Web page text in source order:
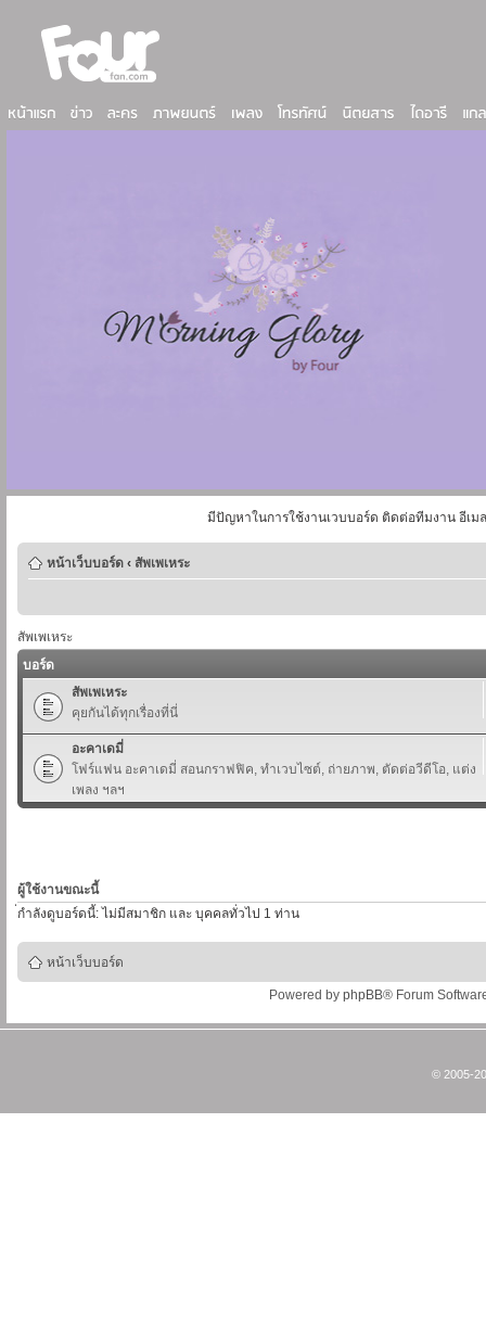
มีปัญหาในการใช้งานเวบบอร์ด ติดต่อทีมงาน อีเม
หน้าเว็บบอร์ด ‹ สัพเพเหระ
สัพเพเหระ
บอร์ด
สัพเพเหระ
คุยกันได้ทุกเรื่องที่นี่
อะคาเดมี่
โฟร์แฟน อะคาเดมี่ สอนกราฟฟิค, ทำเวบไซต์, ถ่ายภาพ, ตัดต่อวีดีโอ, แต่ง
เพลง ฯลฯ
ผู้ใช้งานขณะนี้
่กำลังดูบอร์ดนี้: ไม่มีสมาชิก และ บุคคลทั่วไป 1 ท่าน
หน้าเว็บบอร์ด
Powered by phpBB® Forum
© 2005-